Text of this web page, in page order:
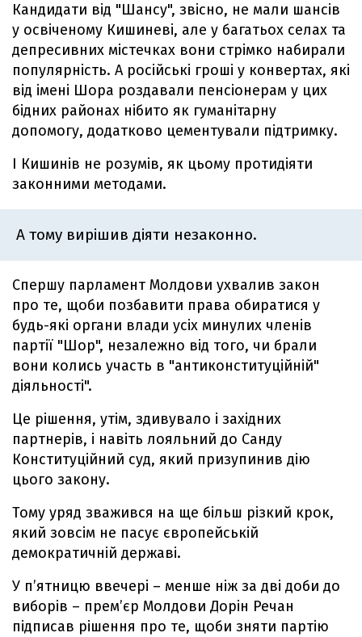
Кандидати від "Шансу", звісно, не мали шансів
у освіченому Кишиневі, але у багатьох селах та
депресивних містечках вони стрімко набирали
популярність. А російські гроші у конвертах, які
від імені Шора роздавали пенсіонерам у цих
бідних районах нібито як гуманітарну
допомогу, додатково цементували підтримку.
І Кишинів не розумів, як цьому протидіяти
законними методами.
А тому вирішив діяти незаконно.
Спершу парламент Молдови ухвалив закон
про те, щоби позбавити права обиратися у
будь-які органи влади усіх минулих членів
партії "Шор", незалежно від того, чи брали
вони колись участь в "антиконституційній"
діяльності".
Це рішення, утім, здивувало і західних
партнерів, і навіть лояльний до Санду
Конституційний суд, який призупинив дію
цього закону.
Тому уряд зважився на ще більш різкий крок,
який зовсім не пасує європейській
демократичній державі.
У п’ятницю ввечері – менше ніж за дві доби до
виборів – прем’єр Молдови Дорін Речан
підписав рішення про те, щоби зняти партію